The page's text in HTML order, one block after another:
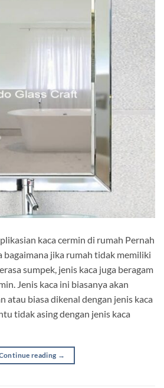
kaca cermin di rumah Pernah
jika rumah tidak memiliki
sumpek, jenis kaca juga beragam
Jenis kaca ini biasanya akan
atau biasa dikenal dengan jenis kaca
tidak asing dengan jenis kaca
reading →